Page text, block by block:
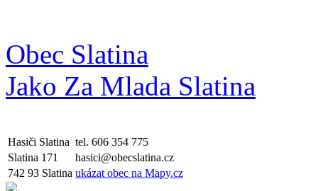
Obec Slatina
Jako Za Mlada Slatina
Hasiči Slatina tel. 606 354 775
Slatina 171
hasici@obecslatina.cz
742 93 Slatina ukázat obec na Mapy.cz